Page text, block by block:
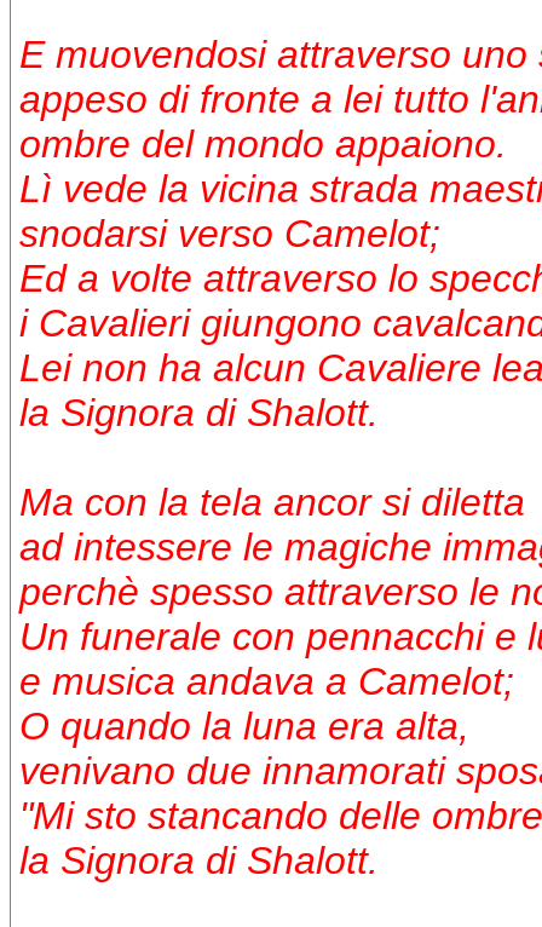
E muovendosi attraverso
appeso di fronte a lei tutto
ombre del mondo appaiono.
Lì vede la vicina strada
snodarsi verso Camelot;
Ed a volte attraverso lo
i Cavalieri giungono
Lei non ha alcun Cavaliere
la Signora di Shalott.
Ma con la tela ancor si diletta
ad intessere le magiche
perchè spesso attraverso le
Un funerale con pennacchi e
e musica andava a Camelot;
O quando la luna era alta,
venivano due innamorati
"Mi sto stancando delle
la Signora di Shalott.